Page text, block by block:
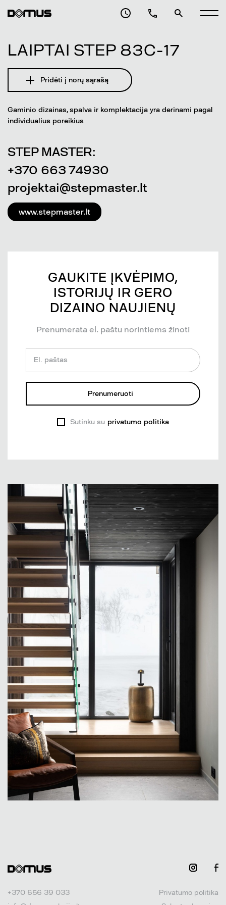
LAIPTAI STEP 83C-17
Pridėti į norų sąrašą
Gaminio dizainas, spalva ir komplektacija yra derinami pagal
individualius poreikius
STEP MASTER:
+370 663 74930
projektai@stepmaster.lt
www.stepmaster.lt
GAUKITE ĮKVĖPIMO,
ISTORIJŲ IR GERO
DIZAINO NAUJIENŲ
Prenumerata el. paštu norintiems žinoti
El. paštas
Prenumeruoti
Sutinku su privatumo politika
+370 656 39 033
Privatumo politika